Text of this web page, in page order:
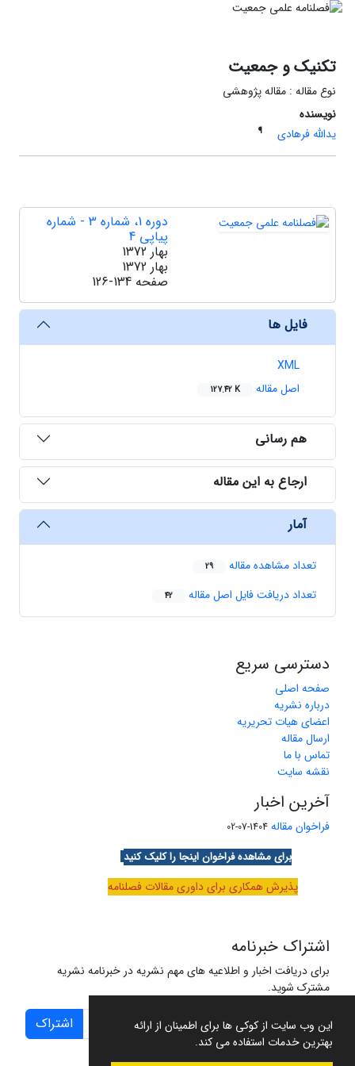
این وب سایت از کوکی ها برای اطمینان از ارائه
بهترین خدمات استفاده می کند.
تکنیک و جمعیت
نوع مقاله : مقاله پژوهشی
نویسنده
یدالله فرهادی
¶
دوره 1، شماره 3 - شماره
پیاپی 4
بهار 1372
بهار 1372
صفحه 126-134
فایل ها
XML
اصل مقاله
127.42 K
هم رسانی
ارجاع به این مقاله
آمار
تعداد مشاهده مقاله 29
تعداد دریافت فایل اصل مقاله 42
دسترسی سریع
صفحه اصلی
درباره نشریه
اعضای هیات تحریریه
ارسال مقاله
تماس با ما
نقشه سایت
آخرین اخبار
فراخوان مقاله 1404-07-02
برای مشاهده فراخوان اینجا را کلیک کنید
پذیرش همکاری برای داوری مقالات فصلنامه
اشتراک خبرنامه
برای دریافت اخبار و اطلاعیه های مهم نشریه در خبرنامه نشریه
مشترک شوید.
اشتراک